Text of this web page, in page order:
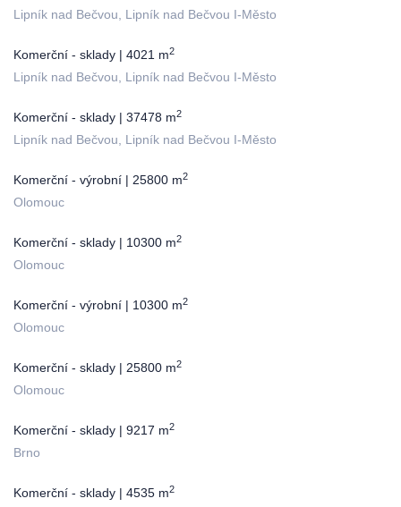
Lipník nad Bečvou, Lipník nad Bečvou I-Město
Komerční - sklady | 4021 m2
Lipník nad Bečvou, Lipník nad Bečvou I-Město
Komerční - sklady | 37478 m2
Lipník nad Bečvou, Lipník nad Bečvou I-Město
Komerční - výrobní | 25800 m2
Olomouc
Komerční - sklady | 10300 m2
Olomouc
Komerční - výrobní | 10300 m2
Olomouc
Komerční - sklady | 25800 m2
Olomouc
Komerční - sklady | 9217 m2
Brno
Komerční - sklady | 4535 m2